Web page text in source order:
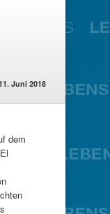
Juni 2018
dem